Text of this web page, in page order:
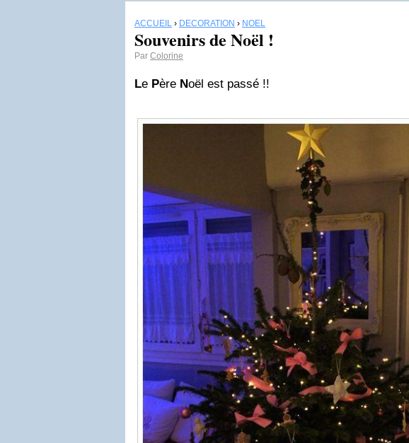
ACCUEIL › DÉCORATION › NOËL
Souvenirs de Noël !
Par Colorine
Le Père Noël est passé !!